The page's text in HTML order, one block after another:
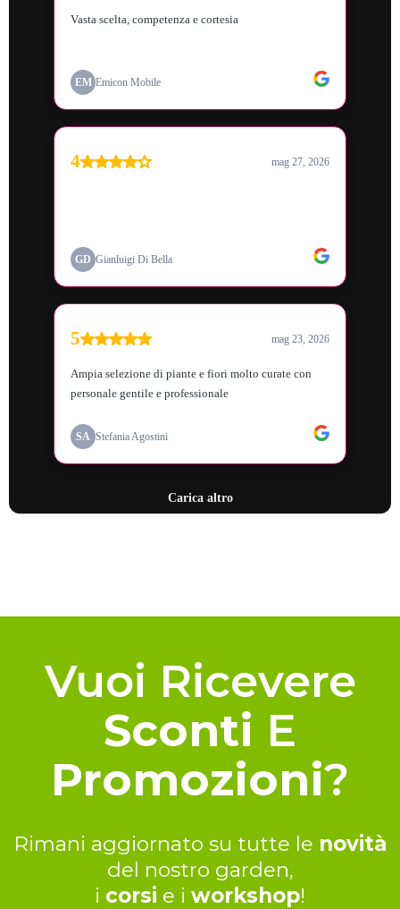
Vuoi Ricevere
Sconti E
Promozioni?
Rimani aggiornato su tutte le novità
del nostro garden,
i corsi e i workshop!